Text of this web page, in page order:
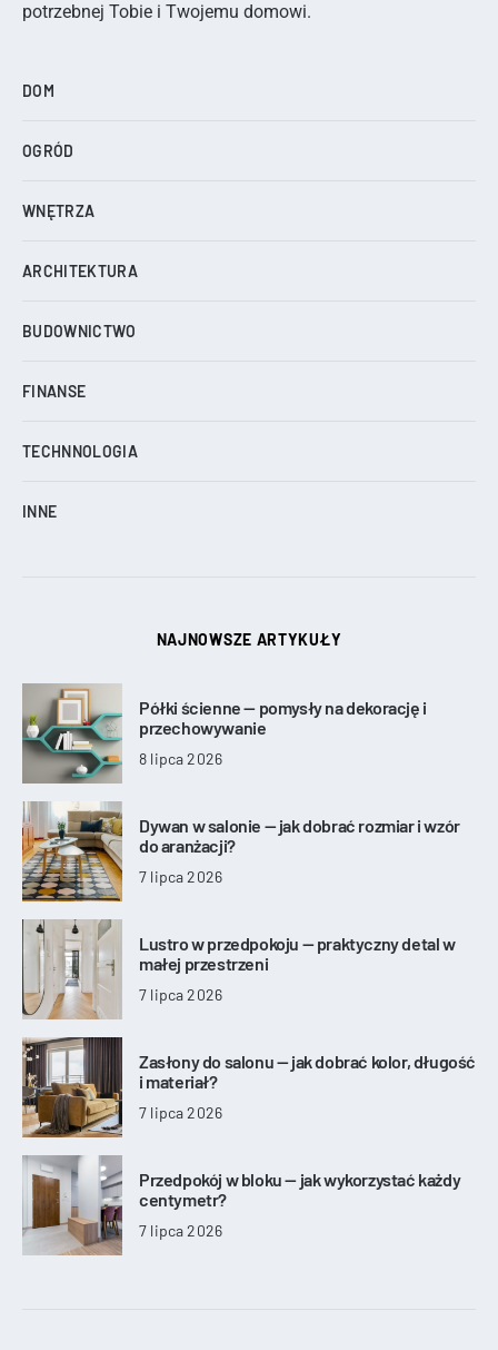
potrzebnej Tobie i Twojemu domowi.
DOM
OGRÓD
WNĘTRZA
ARCHITEKTURA
BUDOWNICTWO
FINANSE
TECHNNOLOGIA
INNE
NAJNOWSZE ARTYKUŁY
Półki ścienne — pomysły na dekorację i
przechowywanie
8 lipca 2026
Dywan w salonie — jak dobrać rozmiar i wzór
do aranżacji?
7 lipca 2026
Lustro w przedpokoju — praktyczny detal w
małej przestrzeni
7 lipca 2026
Zasłony do salonu — jak dobrać kolor, długość
i materiał?
7 lipca 2026
Przedpokój w bloku — jak wykorzystać każdy
centymetr?
7 lipca 2026